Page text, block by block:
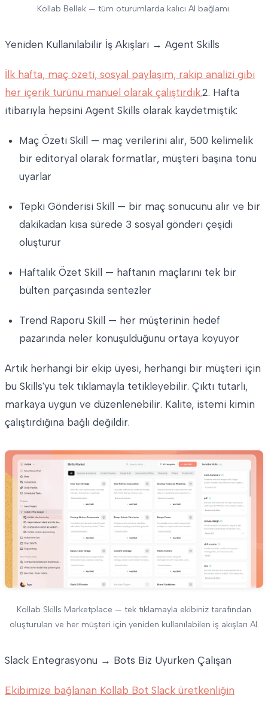
Kollab Bellek — tüm oturumlarda kalıcı AI bağlamı.
Yeniden Kullanılabilir İş Akışları → Agent Skills
İlk hafta, maç özeti, sosyal paylaşım, rakip analizi gibi
her içerik türünü manuel olarak çalıştırdık.2. Hafta
itibarıyla hepsini Agent Skills olarak kaydetmiştik:
Maç Özeti Skill — maç verilerini alır, 500 kelimelik
bir editoryal olarak formatlar, müşteri başına tonu
uyarlar
Tepki Gönderisi Skill — bir maç sonucunu alır ve bir
dakikadan kısa sürede 3 sosyal gönderi çeşidi
oluşturur
Haftalık Özet Skill — haftanın maçlarını tek bir
bülten parçasında sentezler
Trend Raporu Skill — her müşterinin hedef
pazarında neler konuşulduğunu ortaya koyuyor
Artık herhangi bir ekip üyesi, herhangi bir müşteri için
bu Skills'yu tek tıklamayla tetikleyebilir. Çıktı tutarlı,
markaya uygun ve düzenlenebilir. Kalite, istemi kimin
çalıştırdığına bağlı değildir.
Kollab Skills Marketplace — tek tıklamayla ekibiniz tarafından
oluşturulan ve her müşteri için yeniden kullanılabilen iş akışları AI.
Slack Entegrasyonu → Bots Biz Uyurken Çalışan
Ekibimize bağlanan Kollab Bot Slack üretkenliğin